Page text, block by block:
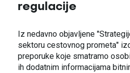
regulacije
Iz nedavno objavljene
sektoru cestovnog prometa"
preporuke koje smatramo
ih dodatnim informacijama